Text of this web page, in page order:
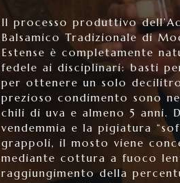
Il processo produttivo
Balsamico Tradizionale di
Estense è completamente
fedele ai disciplinari: basti
per ottenere un solo
prezioso condimento sono
chili di uva e almeno 5 anni.
vendemmia e la pigiatura
grappoli, il mosto viene
mediante cottura a fuoco
raggiungimento della